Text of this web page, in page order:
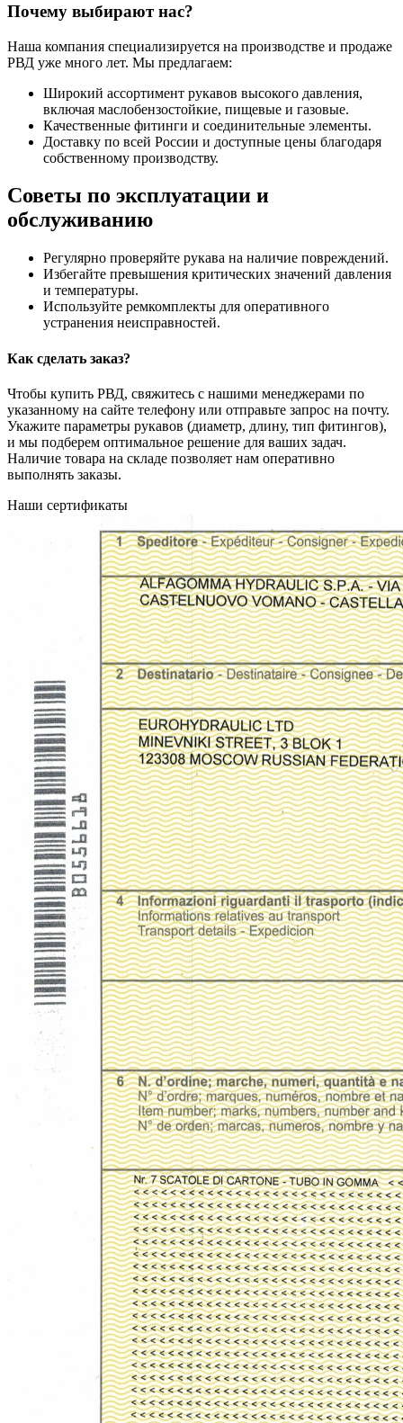
Почему выбирают нас?
Наша компания специализируется на производстве и продаже
РВД уже много лет. Мы предлагаем:
Широкий ассортимент рукавов высокого давления,
включая маслобензостойкие, пищевые и газовые.
Качественные фитинги и соединительные элементы.
Доставку по всей России и доступные цены благодаря
собственному производству.
Советы по эксплуатации и
обслуживанию
Регулярно проверяйте рукава на наличие повреждений.
Избегайте превышения критических значений давления
и температуры.
Используйте ремкомплекты для оперативного
устранения неисправностей.
Как сделать заказ?
Чтобы купить РВД, свяжитесь с нашими менеджерами по
указанному на сайте телефону или отправьте запрос на почту.
Укажите параметры рукавов (диаметр, длину, тип фитингов),
и мы подберем оптимальное решение для ваших задач.
Наличие товара на складе позволяет нам оперативно
выполнять заказы.
Наши сертификаты